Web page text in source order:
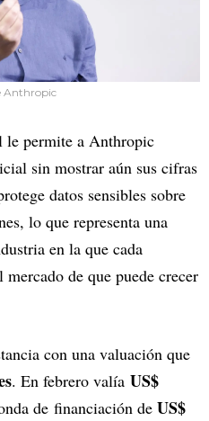
Anthropic
le permite a Anthropic
sin mostrar aún sus cifras
datos sensibles sobre
lo que representa una
en la que cada
de que puede crecer
con una valuación que
. En febrero valía US$
de financiación de US$